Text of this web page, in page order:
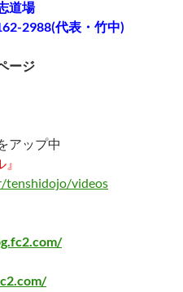
道場
2988(代表・竹中)
ージ
アップ中
tenshidojo/videos